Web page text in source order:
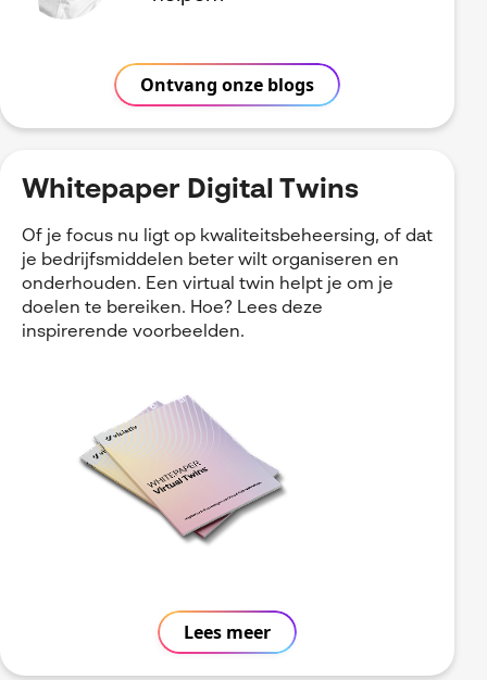
Ontvang onze blogs
Whitepaper Digital Twins
Of je focus nu ligt op kwaliteitsbeheersing, of dat
je bedrijfsmiddelen beter wilt organiseren en
onderhouden. Een virtual twin helpt je om je
doelen te bereiken. Hoe? Lees deze
inspirerende voorbeelden.
Lees meer